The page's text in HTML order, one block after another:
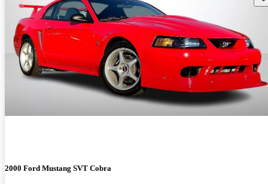
2000 Ford Mustang SVT Cobra